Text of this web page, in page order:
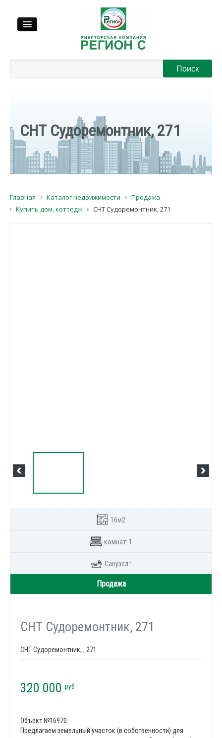
Регионы
Контакты
СНТ Судоремонтник, 271
Главная Каталог недвижимости
Продажа
Купить дом, коттедж
СНТ Судоремонтник, 271
16м2
комнат: 1
Санузел :
Продажа
СНТ Судоремонтник, 271
СНТ Судоремонтник, , 271
320 000 руб
Объект №16970.
Предлагаем земельный участок (в собственности) для